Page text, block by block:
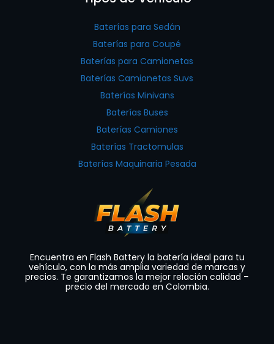
Baterías para Sedán
Baterías para Coupé
Baterías para Camionetas
Baterías Camionetas Suvs
Baterías Minivans
Baterías Buses
Baterías Camiones
Baterías Tractomulas
Baterías Maquinaria Pesada
Encuentra en Flash Battery la batería ideal para tu
vehículo, con la más amplia variedad de marcas y
precios. Te garantizamos la mejor relación calidad –
precio del mercado en Colombia.